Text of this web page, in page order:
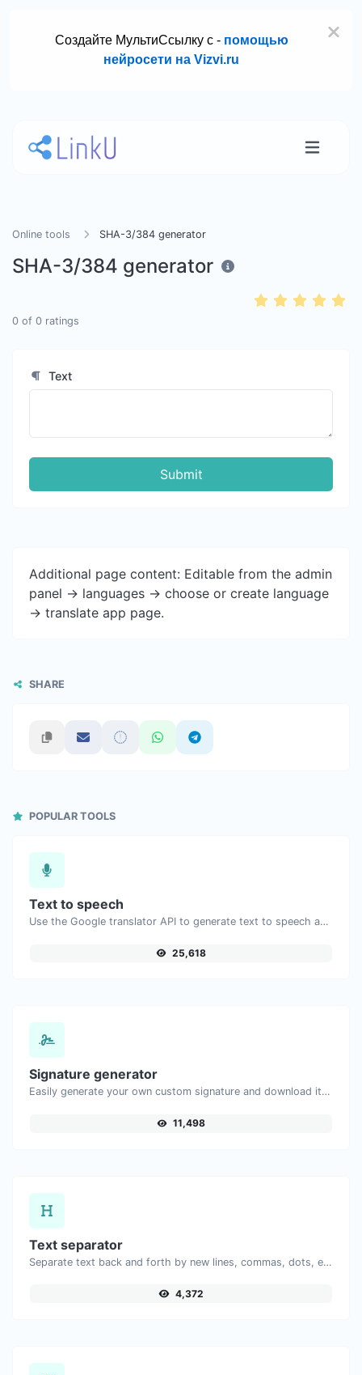
Создайте МультиСсылку с - помощью
нейросети на Vizvi.ru
Online tools SHA-3/384 generator
SHA-3/384 generator
0 of 0 ratings
Text
Submit
Additional page content: Editable from the admin
panel -> languages -> choose or create language
-> translate app page.
SHARE
POPULAR TOOLS
Text to speech
Use the Google translator API to generate text to speech audio.
25,618
Signature generator
Easily generate your own custom signature and download it with ease.
11,498
Text separator
Separate text back and forth by new lines, commas, dots, etc.
4,372